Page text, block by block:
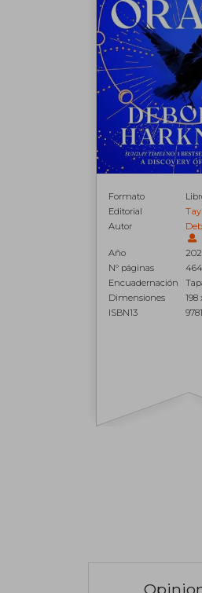
Formato
Editorial
Autor
Año
N° páginas
464
Encuadernación
Dimensiones
ISBN13